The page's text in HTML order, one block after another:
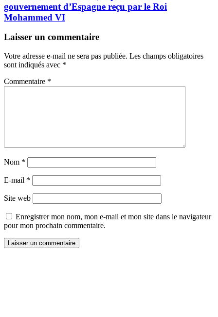
gouvernement d’Espagne reçu par le Roi
Mohammed VI
Laisser un commentaire
Votre adresse e-mail ne sera pas publiée. Les champs obligatoires
sont indiqués avec *
Commentaire *
Nom *
E-mail *
Site web
Enregistrer mon nom, mon e-mail et mon site dans le navigateur
pour mon prochain commentaire.